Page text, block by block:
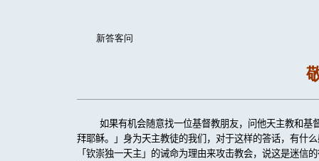
新答客问
如果有机会随意找一位基督教朋友，问他天主教和
拜耶稣。」身为天主教徒的我们，对于这样的答话，有什
「钦崇独一天主」的诫命为理由来攻击教会，说这是迷信